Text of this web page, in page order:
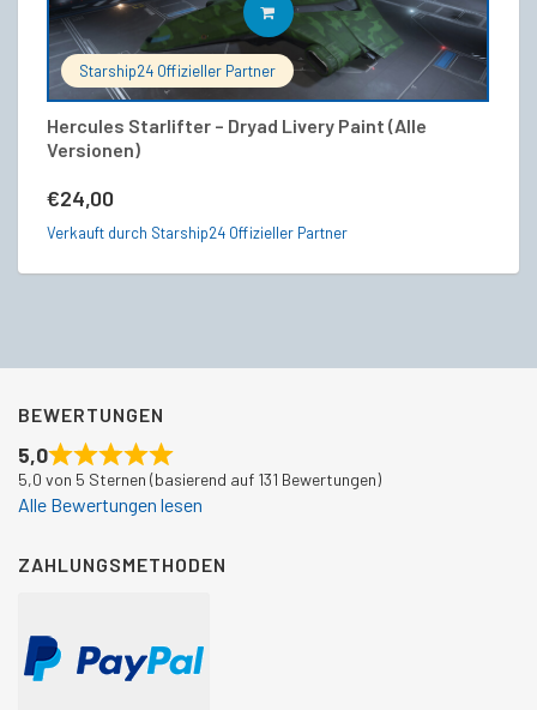
Starship24 Offizieller Partner
Hercules Starlifter – Dryad Livery Paint (Alle
Versionen)
€24,00
IN DEN WARENKORB
Verkauft durch Starship24 Offizieller Partner
BEWERTUNGEN
5,0
5,0 von 5 Sternen (basierend auf 131 Bewertungen)
Alle Bewertungen lesen
ZAHLUNGSMETHODEN